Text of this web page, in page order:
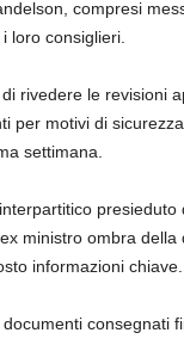
compresi
loro consiglieri.
di rivedere le revisioni
per motivi di
settimana.
presieduto
ministro ombra della
informazioni chiave.
consegnati